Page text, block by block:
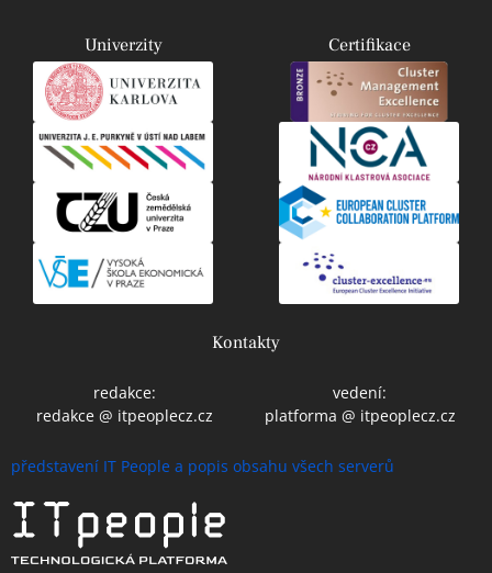
Univerzity Certifikace
Kontakty
redakce:
redakce @ itpeoplecz.cz
vedení:
platforma @ itpeoplecz.cz
představení IT People a popis obsahu všech serverů